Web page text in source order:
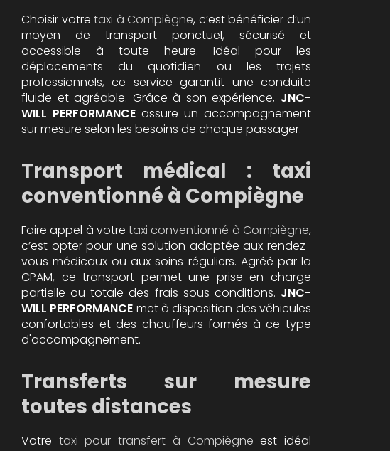
Choisir votretaxi à Compiègne, c’est bénéficier d’un
moyen de transport ponctuel, sécurisé et
accessible à toute heure. Idéal pour les
déplacements du quotidien ou les trajets
professionnels, ce service garantit une conduite
fluide et agréable. Grâce à son expérience, JNC-
WILL PERFORMANCE assure un accompagnement
sur mesure selon les besoins de chaque passager.
Transport médical : taxi
conventionné à Compiègne
Faire appel à votretaxi conventionné à Compiègne,
c’est opter pour une solution adaptée aux rendez-
vous médicaux ou aux soins réguliers. Agréé par la
CPAM, ce transport permet une prise en charge
partielle ou totale des frais sous conditions. JNC-
WILL PERFORMANCE met à disposition des véhicules
confortables et des chauffeurs formés à ce type
d'accompagnement.
Transferts sur mesure
toutes distances
Votre taxi pour transfert à Compiègne est idéal